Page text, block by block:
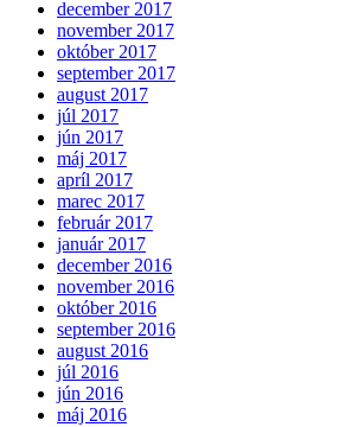
december 2017
november 2017
október 2017
september 2017
august 2017
júl 2017
jún 2017
máj 2017
apríl 2017
marec 2017
február 2017
január 2017
december 2016
november 2016
október 2016
september 2016
august 2016
júl 2016
jún 2016
máj 2016